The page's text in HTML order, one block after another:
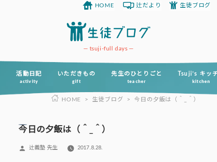
ツ
tsuji-full days
活動日記
activity
いただきもの
gift
先生のひとりごと
teacher
Tsuji’s キッ
kitchen
HOME 辻だより 生徒ブログ
HOME > 生徒ブログ > 今日の夕飯は（＾_＾）
今日の夕飯は（＾_＾）
投
辻義塾 先生 2017.8.28.